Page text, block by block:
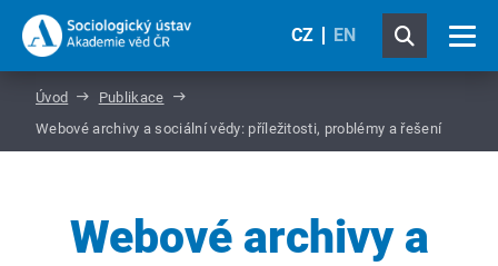
CZ EN
Úvod
Publikace
Webové archivy a sociální vědy: příležitosti, problémy a řešení
Webové archivy a